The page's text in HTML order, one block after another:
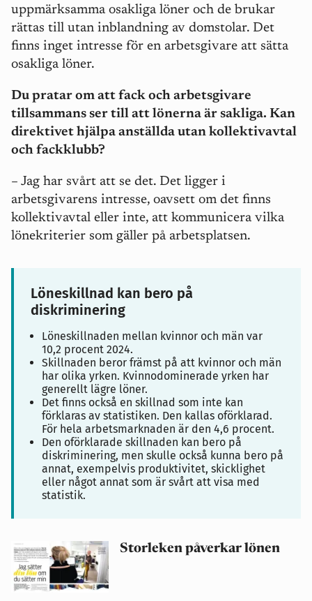
uppmärksamma osakliga löner och de brukar
rättas till utan inblandning av domstolar. Det
finns inget intresse för en arbetsgivare att sätta
osakliga löner.
Du pratar om att fack och arbetsgivare
tillsammans ser till att lönerna är sakliga. Kan
direktivet hjälpa anställda utan kollektivavtal
och fackklubb?
– Jag har svårt att se det. Det ligger i
arbetsgivarens intresse, oavsett om det finns
kollektivavtal eller inte, att kommunicera vilka
lönekriterier som gäller på arbetsplatsen.
Löneskillnad kan bero på
diskriminering
Löneskillnaden mellan kvinnor och män var
10,2 procent 2024.
Skillnaden beror främst på att kvinnor och män
har olika yrken. Kvinnodominerade yrken har
generellt lägre löner.
Det finns också en skillnad som inte kan
förklaras av statistiken. Den kallas oförklarad.
För hela arbetsmarknaden är den 4,6 procent.
Den oförklarade skillnaden kan bero på
diskriminering, men skulle också kunna bero på
annat, exempelvis produktivitet, skicklighet
eller något annat som är svårt att visa med
statistik.
Storleken påverkar lönen